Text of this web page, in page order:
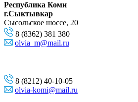
Республика Коми
г.Сыктывкар
Сысольское шоссе, 20
8 (8362) 381 380
olvia_m@mail.ru
8 (8212) 40-10-05
olvia-komi@mail.ru